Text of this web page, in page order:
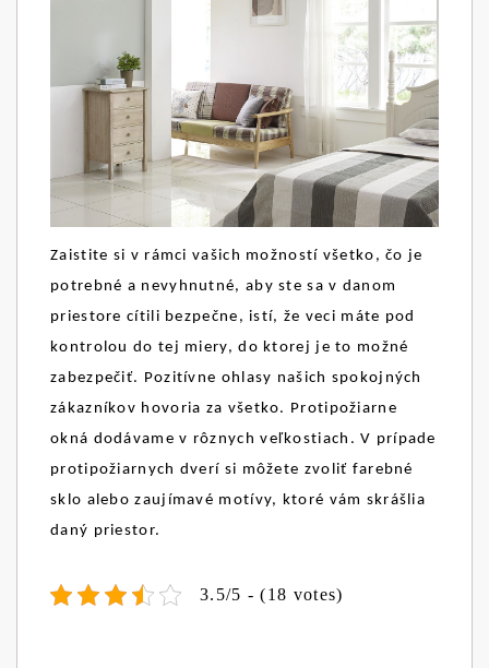
Zaistite si v rámci vašich možností všetko, čo je
potrebné a nevyhnutné, aby ste sa v danom
priestore cítili bezpečne, istí, že veci máte pod
kontrolou do tej miery, do ktorej je to možné
zabezpečiť. Pozitívne ohlasy našich spokojných
zákazníkov hovoria za všetko. Protipožiarne
okná dodávame v rôznych veľkostiach. V prípade
protipožiarnych dverí si môžete zvoliť farebné
sklo alebo zaujímavé motívy, ktoré vám skrášlia
daný priestor.
3.5/5 - (18 votes)